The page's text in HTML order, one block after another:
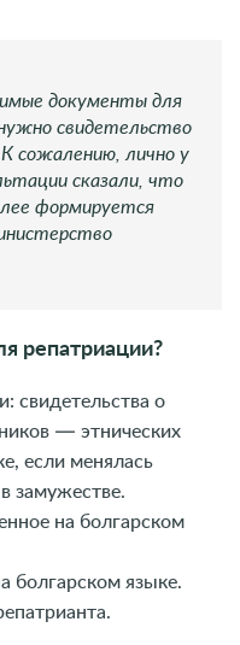
документы для
свидетельство
сожалению, лично у
сказали, что
формируется
репатриации?
свидетельства о
— этнических
если менялась
замужестве.
на болгарском
болгарском языке.